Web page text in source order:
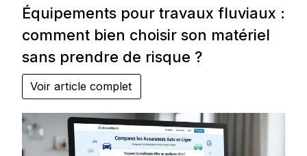
Équipements pour travaux fluviaux :
comment bien choisir son matériel
sans prendre de risque ?
Voir article complet